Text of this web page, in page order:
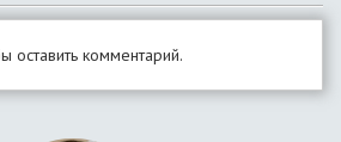
оставить комментарий.